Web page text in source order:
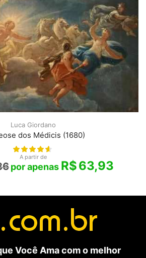
Luca Giordano
dos Médicis (1680)
A partir de
R$63,93
Você Ama com o melhor